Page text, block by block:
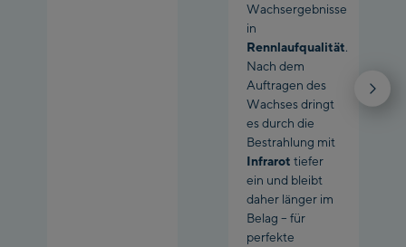
Wachsergebnisse
in
Rennlaufqualität.
Nach dem
Auftragen des
Wachses dringt
es durch die
Bestrahlung mit
Infrarot tiefer
ein und bleibt
daher länger im
Belag – für
perfekte